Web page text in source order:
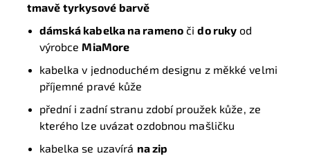
tmavě tyrkysové barvě
dámská kabelka na rameno čido ruky od
výrobce MiaMore
kabelka v jednoduchém designu z měkké velmi
příjemné pravé kůže
přední i zadní stranu zdobí proužek kůže, ze
kterého lze uvázat ozdobnou mašličku
kabelka se uzavírá nazip